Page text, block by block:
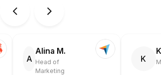
A
Alina M.
Head of
Marketing
K